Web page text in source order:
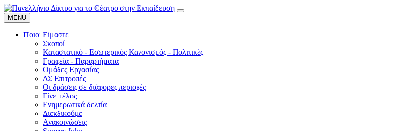
MENU
Ποιοι Είμαστε
Σκοποί
Καταστατικό - Εσωτερικός Κανονισμός - Πολιτικές
Γραφεία - Παραρτήματα
Ομάδες Εργασίας
ΔΣ Επιτροπές
Οι δράσεις σε διάφορες περιοχές
Γίνε μέλος
Ενημερωτικά δελτία
Διεκδικούμε
Ανακοινώσεις